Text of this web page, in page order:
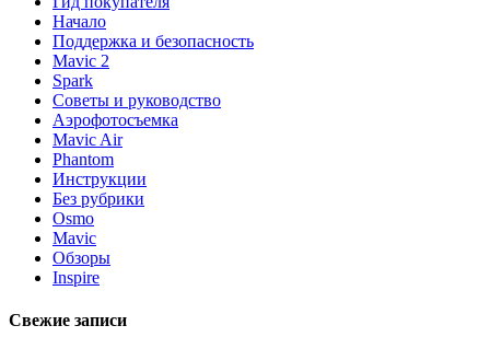
Начало
Поддержка и безопасность
Mavic 2
Spark
Советы и руководство
Аэрофотосъемка
Mavic Air
Phantom
Инструкции
Без рубрики
Osmo
Mavic
Обзоры
Inspire
Свежие записи